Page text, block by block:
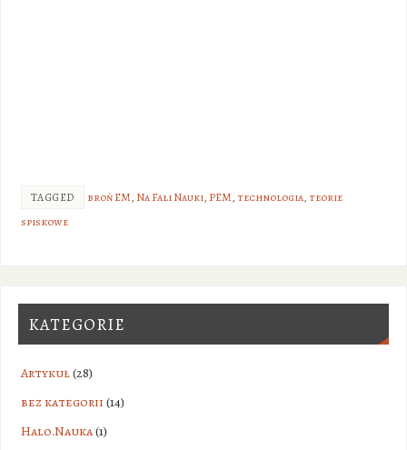
TAGGED broń EM, Na Fali Nauki, PEM, technologia, teorie
spiskowe
KATEGORIE
Artykuł(28)
bez kategorii (14)
Halo.Nauka(1)